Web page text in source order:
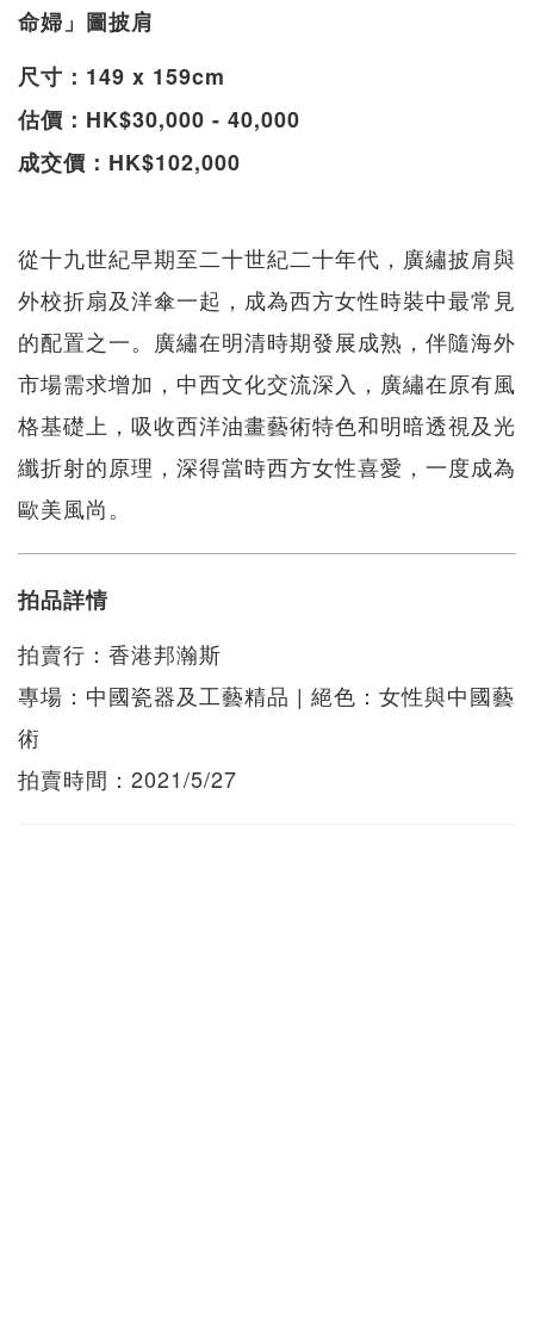
命婦」圖披肩
尺寸：149 x 159cm
估價：HK$30,000 - 40,000
成交價：HK$102,000
從十九世紀早期至二十世紀二十年代，廣繡披肩與
外校折扇及洋傘一起，成為西方女性時裝中最常見
的配置之一。廣繡在明清時期發展成熟，伴隨海外
市場需求增加，中西文化交流深入，廣繡在原有風
格基礎上，吸收西洋油畫藝術特色和明暗透視及光
纖折射的原理，深得當時西方女性喜愛，一度成為
歐美風尚。
拍品詳情
拍賣行：香港邦瀚斯
專場：中國瓷器及工藝精品 | 絕色：女性與中國藝
術
拍賣時間：2021/5/27